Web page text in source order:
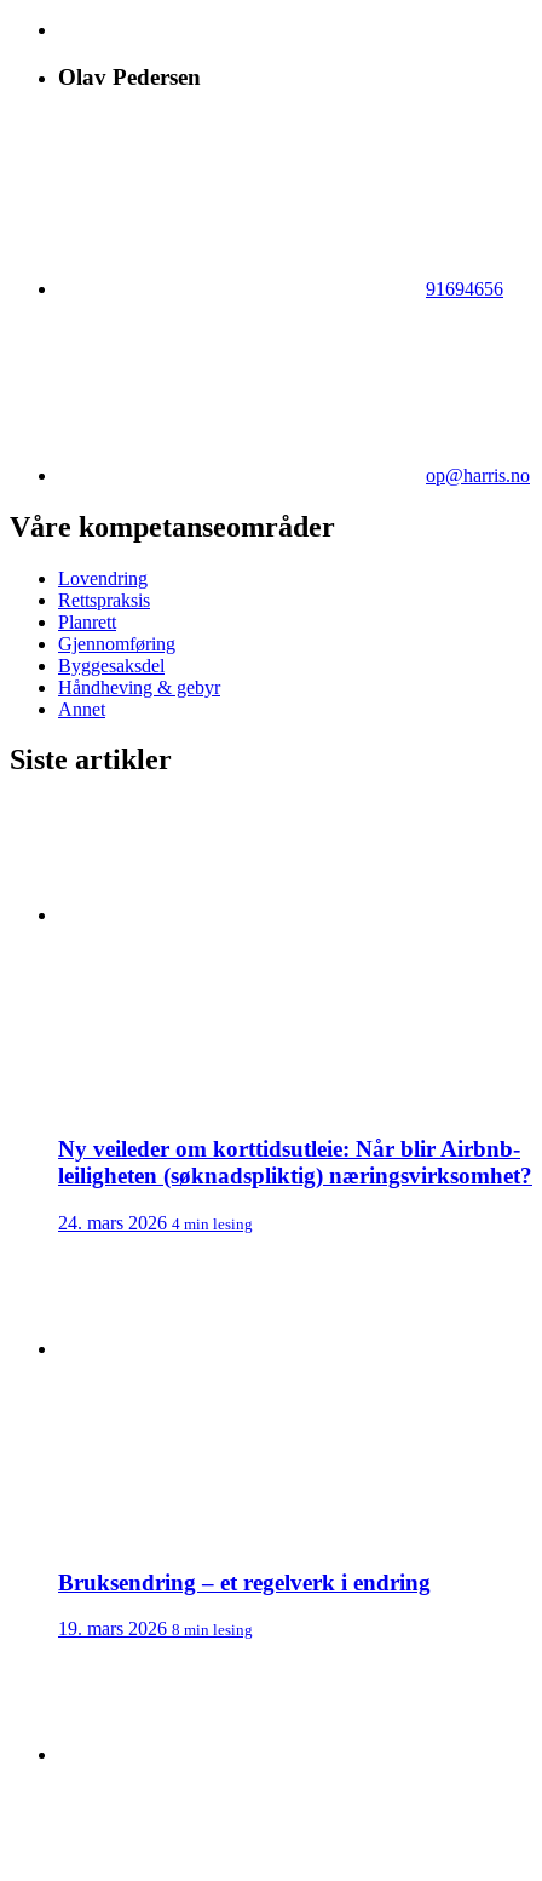
Olav Pedersen
91694656
op@harris.no
Våre kompetanseområder
Lovendring
Rettspraksis
Planrett
Gjennomføring
Byggesaksdel
Håndheving & gebyr
Annet
Siste artikler
Ny veileder om korttidsutleie: Når blir Airbnb-
leiligheten (søknadspliktig) næringsvirksomhet?
24. mars 2026 4 min lesing
Bruksendring – et regelverk i endring
19. mars 2026 8 min lesing